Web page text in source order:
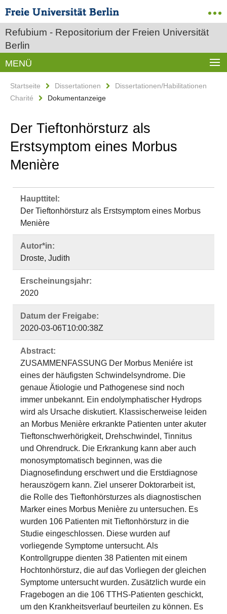
Refubium - Repositorium der Freien Universität
Berlin
MENÜ
Startseite Dissertationen
Dissertationen/Habilitationen
Charité
Dokumentanzeige
Der Tieftonhörsturz als
Erstsymptom eines Morbus
Menière
Haupttitel:
Der Tieftonhörsturz als Erstsymptom eines Morbus
Menière
Autor*in:
Droste, Judith
Erscheinungsjahr:
2020
Datum der Freigabe:
2020-03-06T10:00:38Z
Abstract:
ZUSAMMENFASSUNG Der Morbus Meniére ist
eines der häufigsten Schwindelsyndrome. Die
genaue Ätiologie und Pathogenese sind noch
immer unbekannt. Ein endolymphatischer Hydrops
wird als Ursache diskutiert. Klassischerweise leiden
an Morbus Menière erkrankte Patienten unter akuter
Tieftonschwerhörigkeit, Drehschwindel, Tinnitus
und Ohrendruck. Die Erkrankung kann aber auch
monosymptomatisch beginnen, was die
Diagnosefindung erschwert und die Erstdiagnose
herauszögern kann. Ziel unserer Doktorarbeit ist,
die Rolle des Tieftonhörsturzes als diagnostischen
Marker eines Morbus Menière zu untersuchen. Es
wurden 106 Patienten mit Tieftonhörsturz in die
Studie eingeschlossen. Diese wurden auf
vorliegende Symptome untersucht. Als
Kontrollgruppe dienten 38 Patienten mit einem
Hochtonhörsturz, die auf das Vorliegen der gleichen
Symptome untersucht wurden. Zusätzlich wurde ein
Fragebogen an die 106 TTHS-Patienten geschickt,
um den Krankheitsverlauf beurteilen zu können. Es